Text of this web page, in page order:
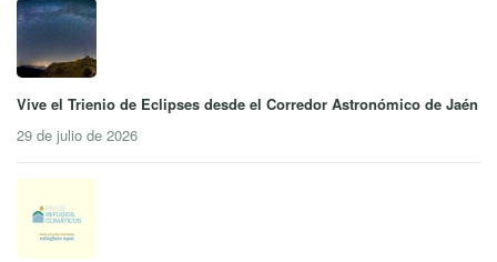
Vive el Trienio de Eclipses desde el Corredor Astronómico de Jaén
29 de julio de 2026